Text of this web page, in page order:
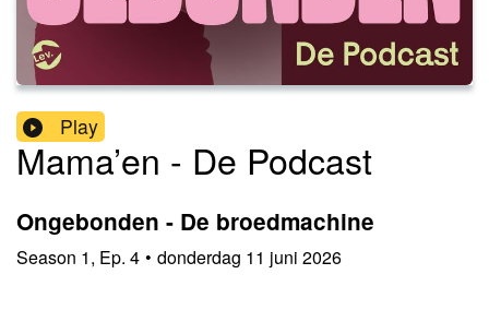
Play
Mama’en - De Podcast
Ongebonden - De broedmachine
Season 1, Ep. 4 • donderdag 11 juni 2026